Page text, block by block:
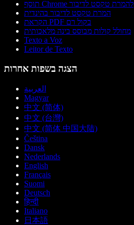
תוסף Chrome להמרת טקסט לדיבור
המרת טקסט לדיבור בהינדית
הקראת PDF בקול רם
מחולל קולות מבוסס בינה מלאכותית
Texto a Voz
Leitor de Texto
הצגה בשפות אחרות
العربية
Magyar
中文 (简体)
中文 (台灣)
中文 (简体 中国大陆)
Čeština
Dansk
Nederlands
English
Français
Suomi
Deutsch
हिन्दी
Italiano
日本語